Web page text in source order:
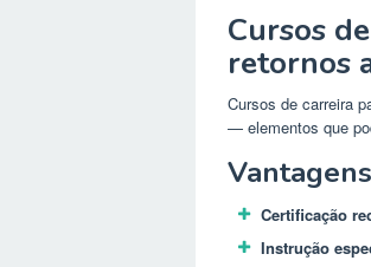
Cursos
retornos
Cursos de carreira
— elementos que
Certificação
Instrução